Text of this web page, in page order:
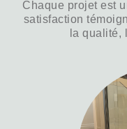
Chaque projet est
satisfaction
la qualité,